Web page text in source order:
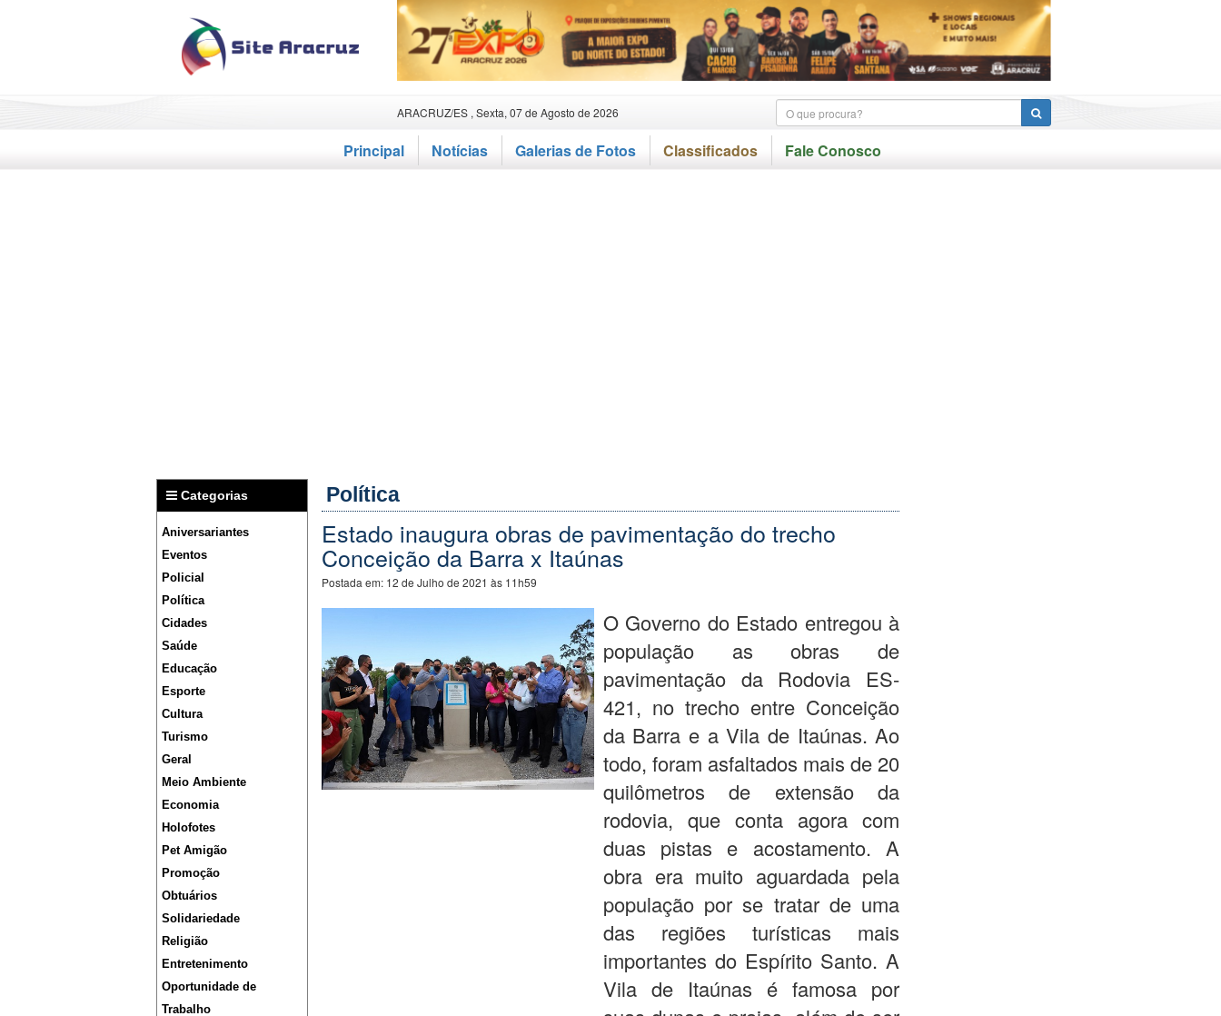
ARACRUZ/ES , Sexta, 07 de Agosto de 2026
Principal Notícias Galerias de Fotos Classificados Fale Conosco
Categorias
Aniversariantes
Eventos
Policial
Política
Cidades
Saúde
Educação
Esporte
Cultura
Turismo
Geral
Meio Ambiente
Economia
Holofotes
Pet Amigão
Promoção
Obtuários
Solidariedade
Religião
Entretenimento
Oportunidade de
Trabalho
Política
Estado inaugura obras de pavimentação do trecho
Conceição da Barra x Itaúnas
Postada em: 12 de Julho de 2021 às 11h59
O Governo do Estado entregou à
população as obras de
pavimentação da Rodovia ES-
421, no trecho entre Conceição
da Barra e a Vila de Itaúnas. Ao
todo, foram asfaltados mais de 20
quilômetros de extensão da
rodovia, que conta agora com
duas pistas e acostamento. A
obra era muito aguardada pela
população por se tratar de uma
das regiões turísticas mais
importantes do Espírito Santo. A
Vila de Itaúnas é famosa por